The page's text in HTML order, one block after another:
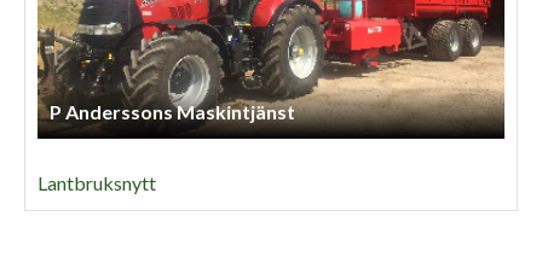
P Anderssons Maskintjänst
Lantbruksnytt